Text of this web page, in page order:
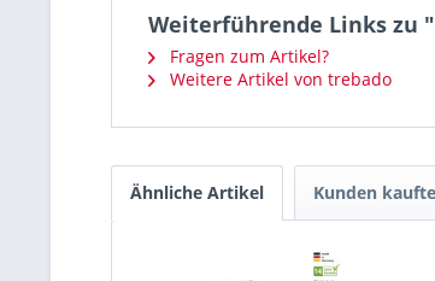
Weiterführende Links zu
Fragen zum Artikel?
Weitere Artikel von trebado
Ähnliche Artikel Kunden